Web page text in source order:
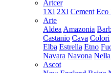
Artcer
1Xl 2Xl Cement Eco
Arte
Aldea Amazonia
Castanio Cava Colori
Elba Estrella Etno
Navara Navona Nella
Ascot